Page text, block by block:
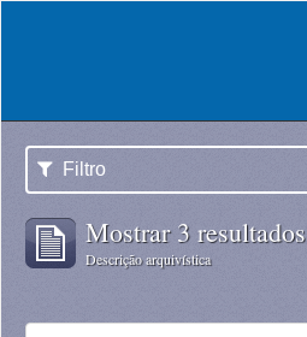
Filtro
Mostrar 3 resultados
Descrição arquivística